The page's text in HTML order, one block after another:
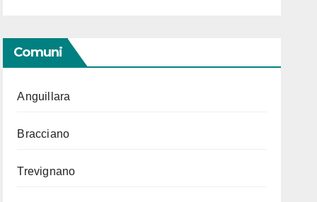
Comuni
Anguillara
Bracciano
Trevignano